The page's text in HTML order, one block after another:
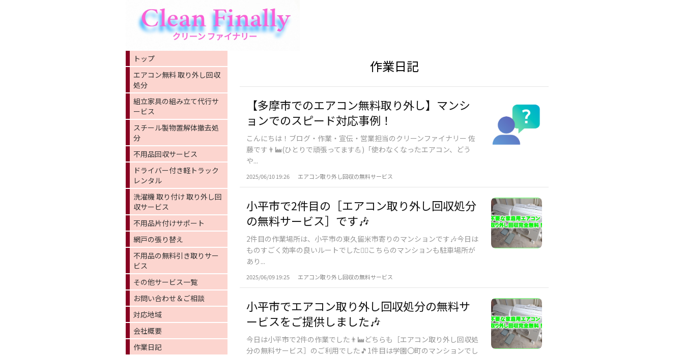
作業日記
【多摩市でのエアコン無料取り外し】マンシ
ョンでのスピード対応事例！
​こんにちは！ブログ・作業・宣伝・営業担当のクリーンファイナリー 佐
藤です👨‍🏭(ひとりで頑張ってます💪)​「使わなくなったエアコン、どう
や...
2025/06/10 19:26 エアコン取り外し回収の無料サービス
小平市で2件目の［エアコン取り外し回収処分
の無料サービス］です🎶
2件目の作業場所は、小平市の東久留米市寄りのマンションです🎶今日は
ものすごく効率の良いルートでした🙆‍♀️こちらのマンションも駐車場所が
あり...
2025/06/09 19:25 エアコン取り外し回収の無料サービス
小平市でエアコン取り外し回収処分の無料サ
ービスをご提供しました🎶
今日は小平市で2件の作業でした👨‍🏭どちらも［エアコン取り外し回収処
分の無料サービス］のご利用でした🎵1件目は学園〇町のマンションでし
トップ
エアコン無料 取り外し回収
処分
組立家具の組み立て代行サ
ービス
スチール製物置解体撤去処
分
不用品回収サービス
ドライバー付き軽トラック
レンタル
洗濯機 取り付け 取り外し回
収サービス
不用品片付けサポート
網戸の張り替え
不用品の無料引き取りサー
ビス
その他サービス一覧
お問い合わせ＆ご相談
対応地域
会社概要
作業日記